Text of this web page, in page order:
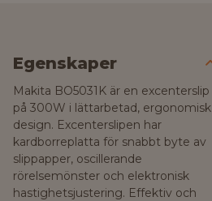
Egenskaper
Makita BO5031K är en excenterslip
på 300W i lättarbetad, ergonomisk
design. Excenterslipen har
kardborreplatta för snabbt byte av
slippapper, oscillerande
rörelsemönster och elektronisk
hastighetsjustering. Effektiv och